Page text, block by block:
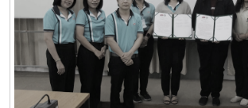
institutional introduction videos of
and the Faculty of Engineering and
followed by discussions on academic
research collaboration, and student
at both undergraduate and graduate
รองศาสตราจารย์ กิตติพงษ์ วุฒิจำนงค์ ตัวแท
โอวาทแก่บุคลากรรุ่นปัจจุบัน โดยเน้นย้ำถึงควา
ทำงาน ความรับผิดชอบต่อหน้าที่ และการร่ว
ก้าวหน้าอย่างยั่งยืนในโอกาสนี้ ผู้ช่วยศาสตรา
นาคประสม คณบดีคณะวิศวกรรมและอุตสาหก
แทนกล่าวขอขมาและขอพรจากผู้อาวุโส ก่อนที่